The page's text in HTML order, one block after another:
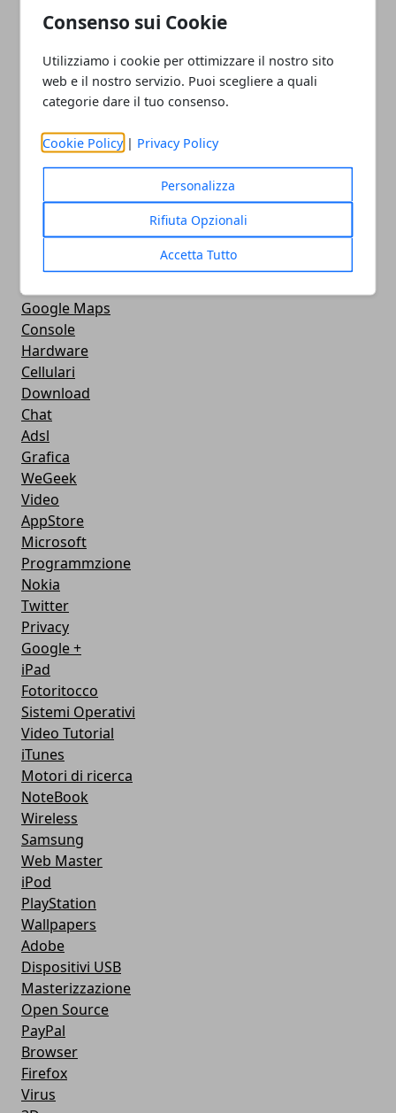
Consenso sui Cookie
Utilizziamo i cookie per ottimizzare il nostro sito
web e il nostro servizio. Puoi scegliere a quali
categorie dare il tuo consenso.
Cookie Policy | Privacy Policy
Personalizza
Rifiuta Opzionali
Accetta Tutto
Servizi online
Eventi
How To - Come Fare
CMS
iPhone
Apple
Streaming
Musica
MacBook
Google Maps
Console
Hardware
Cellulari
Download
Chat
Adsl
Grafica
WeGeek
Video
AppStore
Microsoft
Programmzione
Nokia
Twitter
Privacy
Google +
iPad
Fotoritocco
Sistemi Operativi
Video Tutorial
iTunes
Motori di ricerca
NoteBook
Wireless
Samsung
Web Master
iPod
PlayStation
Wallpapers
Adobe
Dispositivi USB
Masterizzazione
Open Source
PayPal
Browser
Firefox
Virus